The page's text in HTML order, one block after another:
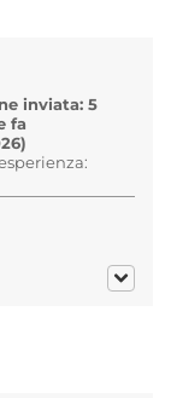
inviata: 5
fa